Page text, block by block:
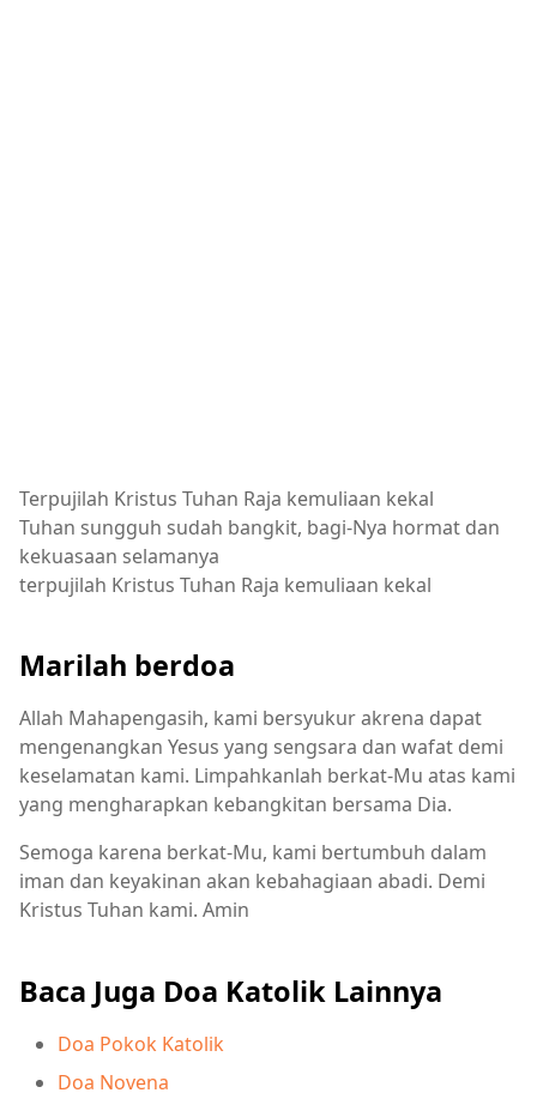
Terpujilah Kristus Tuhan Raja kemuliaan kekal
Tuhan sungguh sudah bangkit, bagi-Nya hormat dan
kekuasaan selamanya
terpujilah Kristus Tuhan Raja kemuliaan kekal
Marilah berdoa
Allah Mahapengasih, kami bersyukur akrena dapat
mengenangkan Yesus yang sengsara dan wafat demi
keselamatan kami. Limpahkanlah berkat-Mu atas kami
yang mengharapkan kebangkitan bersama Dia.
Semoga karena berkat-Mu, kami bertumbuh dalam
iman dan keyakinan akan kebahagiaan abadi. Demi
Kristus Tuhan kami. Amin
Baca Juga Doa Katolik Lainnya
Doa Pokok Katolik
Doa Novena